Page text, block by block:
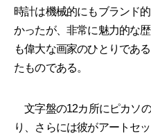
時計は機械的にもブランド
かったが、非常に魅力的な
も偉大な画家のひとりであ
たものである。
文字盤の12カ所にピカソ
り、さらには彼がアートセ